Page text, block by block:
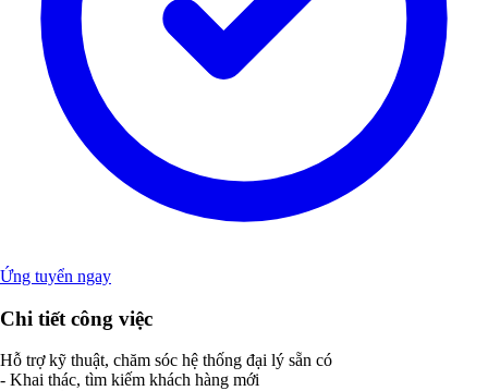
Ứng tuyển ngay
Chi tiết công việc
Hỗ trợ kỹ thuật, chăm sóc hệ thống đại lý sẵn có
- Khai thác, tìm kiếm khách hàng mới